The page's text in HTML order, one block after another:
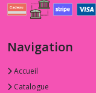
Navigation
Accueil
Catalogue